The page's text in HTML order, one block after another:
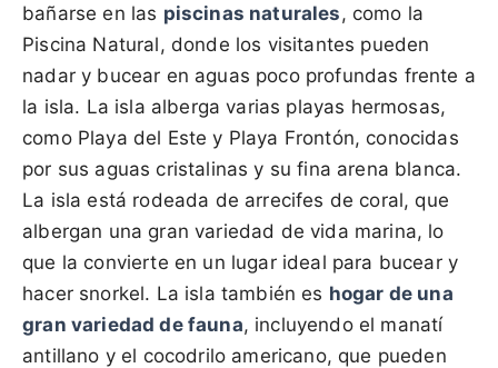
bañarse en las piscinas naturales, como la
Piscina Natural, donde los visitantes pueden
nadar y bucear en aguas poco profundas frente a
la isla. La isla alberga varias playas hermosas,
como Playa del Este y Playa Frontón, conocidas
por sus aguas cristalinas y su fina arena blanca.
La isla está rodeada de arrecifes de coral, que
albergan una gran variedad de vida marina, lo
que la convierte en un lugar ideal para bucear y
hacer snorkel. La isla también es hogar de una
gran variedad de fauna, incluyendo el manatí
antillano y el cocodrilo americano, que pueden